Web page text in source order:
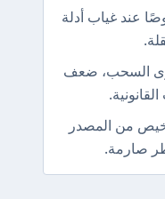
عند غياب أدلة
السحب، ضعف
من المصدر
صارمة.